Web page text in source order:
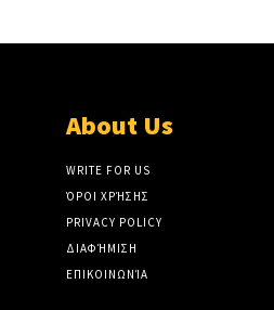
About Us
WRITE FOR US
ΌΡΟΙ ΧΡΉΣΗΣ
PRIVACY POLICY
ΔΙΑΦΉΜΙΣΗ
ΕΠΙΚΟΙΝΩΝΊΑ